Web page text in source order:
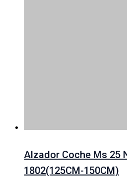
Alzador Coche Ms 25
1802(125CM-150CM)